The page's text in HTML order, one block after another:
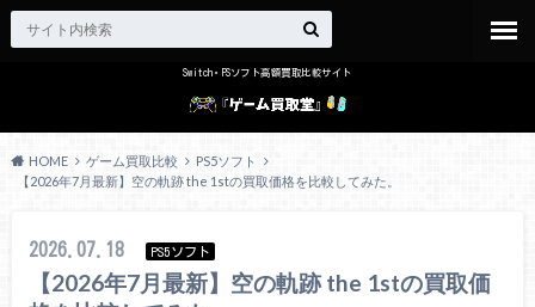
Switch・PSソフト高額買取比較サイト
HOME ゲーム買取比較
PS5ソフト
【2026年7月最新】空の軌跡 the 1stの買取価格を比較してみた。
2026.07.18 PS5ソフト
【2026年7月最新】空の軌跡 the 1stの買取価